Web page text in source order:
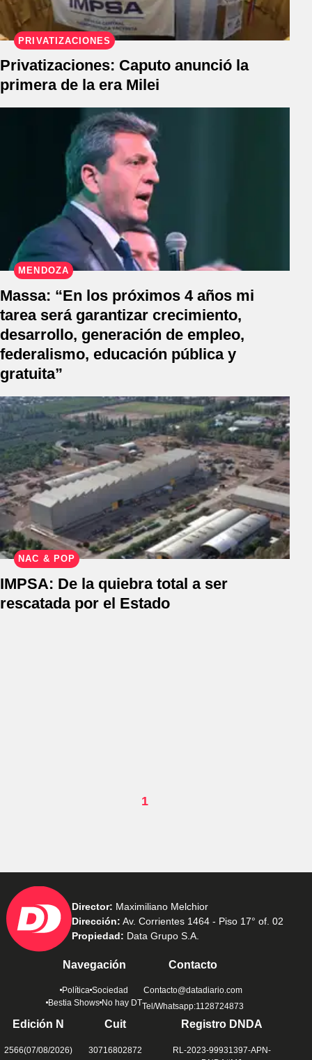
PRIVATIZACIONES
Privatizaciones: Caputo anunció la
primera de la era Milei
MENDOZA
Massa: “En los próximos 4 años mi
tarea será garantizar crecimiento,
desarrollo, generación de empleo,
federalismo, educación pública y
gratuita”
NAC & POP
IMPSA: De la quiebra total a ser
rescatada por el Estado
1
Director: Maximiliano Melchior
Dirección: Av. Corrientes 1464 - Piso 17° of. 02
Propiedad: Data Grupo S.A.
Navegación
Política Sociedad
Bestia Shows No hay DT
Contacto
Contacto@datadiario.com
Tel/Whatsapp:1128724873
Edición N
2566(07/08/2026)
Cuit
30716802872
Registro DNDA
RL-2023-99931397-APN-